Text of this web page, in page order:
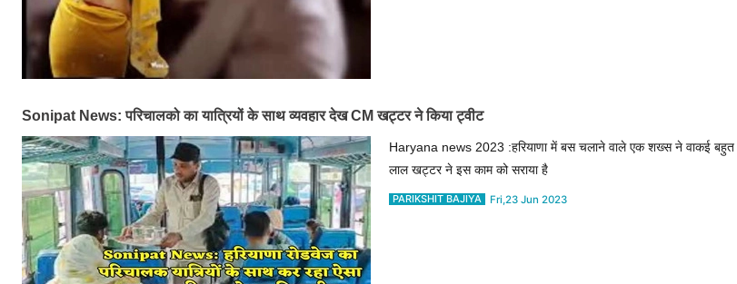
Sonipat News: परिचालको का यात्रियों के साथ व्यवहार देख CM खट्टर ने किया ट्वीट
Haryana news 2023 :हरियाणा में बस चलाने वाले एक शख्स ने वाकई बहुत
लाल खट्टर ने इस काम को सराया है
PARIKSHIT BAJIYA Fri,23 Jun 2023